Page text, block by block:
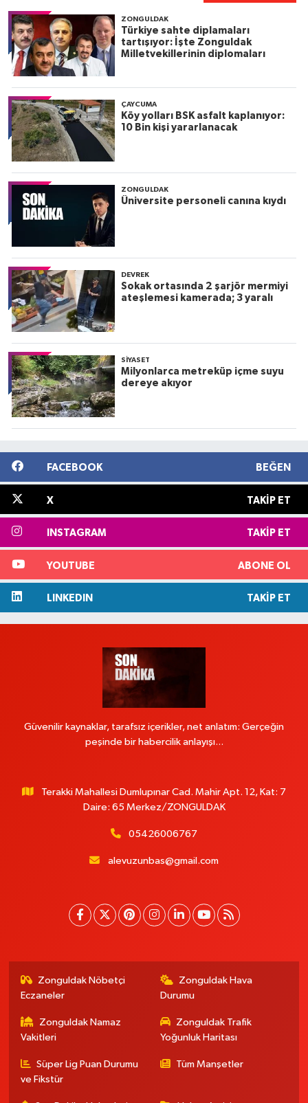
ZONGULDAK
Türkiye sahte diplamaları
tartışıyor: İşte Zonguldak
Milletvekillerinin diplomaları
ÇAYCUMA
Köy yolları BSK asfalt kaplanıyor:
10 Bin kişi yararlanacak
ZONGULDAK
Üniversite personeli canına kıydı
DEVREK
Sokak ortasında 2 şarjör mermiyi
ateşlemesi kamerada; 3 yaralı
SIYASET
Milyonlarca metreküp içme suyu
dereye akıyor
FACEBOOK BEĞEN
X TAKIP ET
INSTAGRAM TAKIP ET
YOUTUBE ABONE OL
LINKEDIN TAKIP ET
Güvenilir kaynaklar, tarafsız içerikler, net anlatım: Gerçeğin
peşinde bir habercilik anlayışı...
Terakki Mahallesi Dumlupınar Cad. Mahir Apt. 12, Kat: 7
Daire: 65 Merkez/ZONGULDAK
05426006767
alevuzunbas@gmail.com
Zonguldak Nöbetçi
Eczaneler
Zonguldak Hava
Durumu
Zonguldak Namaz
Vakitleri
Zonguldak Trafik
Yoğunluk Haritası
Süper Lig Puan Durumu
ve Fikstür
Tüm Manşetler